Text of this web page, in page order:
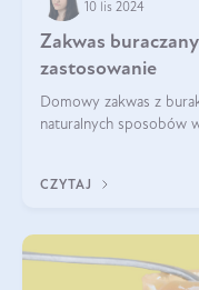
10 lis 2024
Zakwas
zastosowanie
Domowy zakwas z
naturalnych sposobów
CZYTAJ